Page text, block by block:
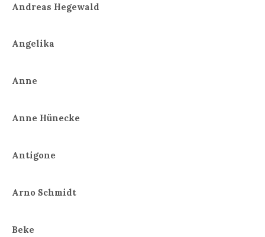
Andreas Hegewald
Angelika
Anne
Anne Hünecke
Antigone
Arno Schmidt
Beke